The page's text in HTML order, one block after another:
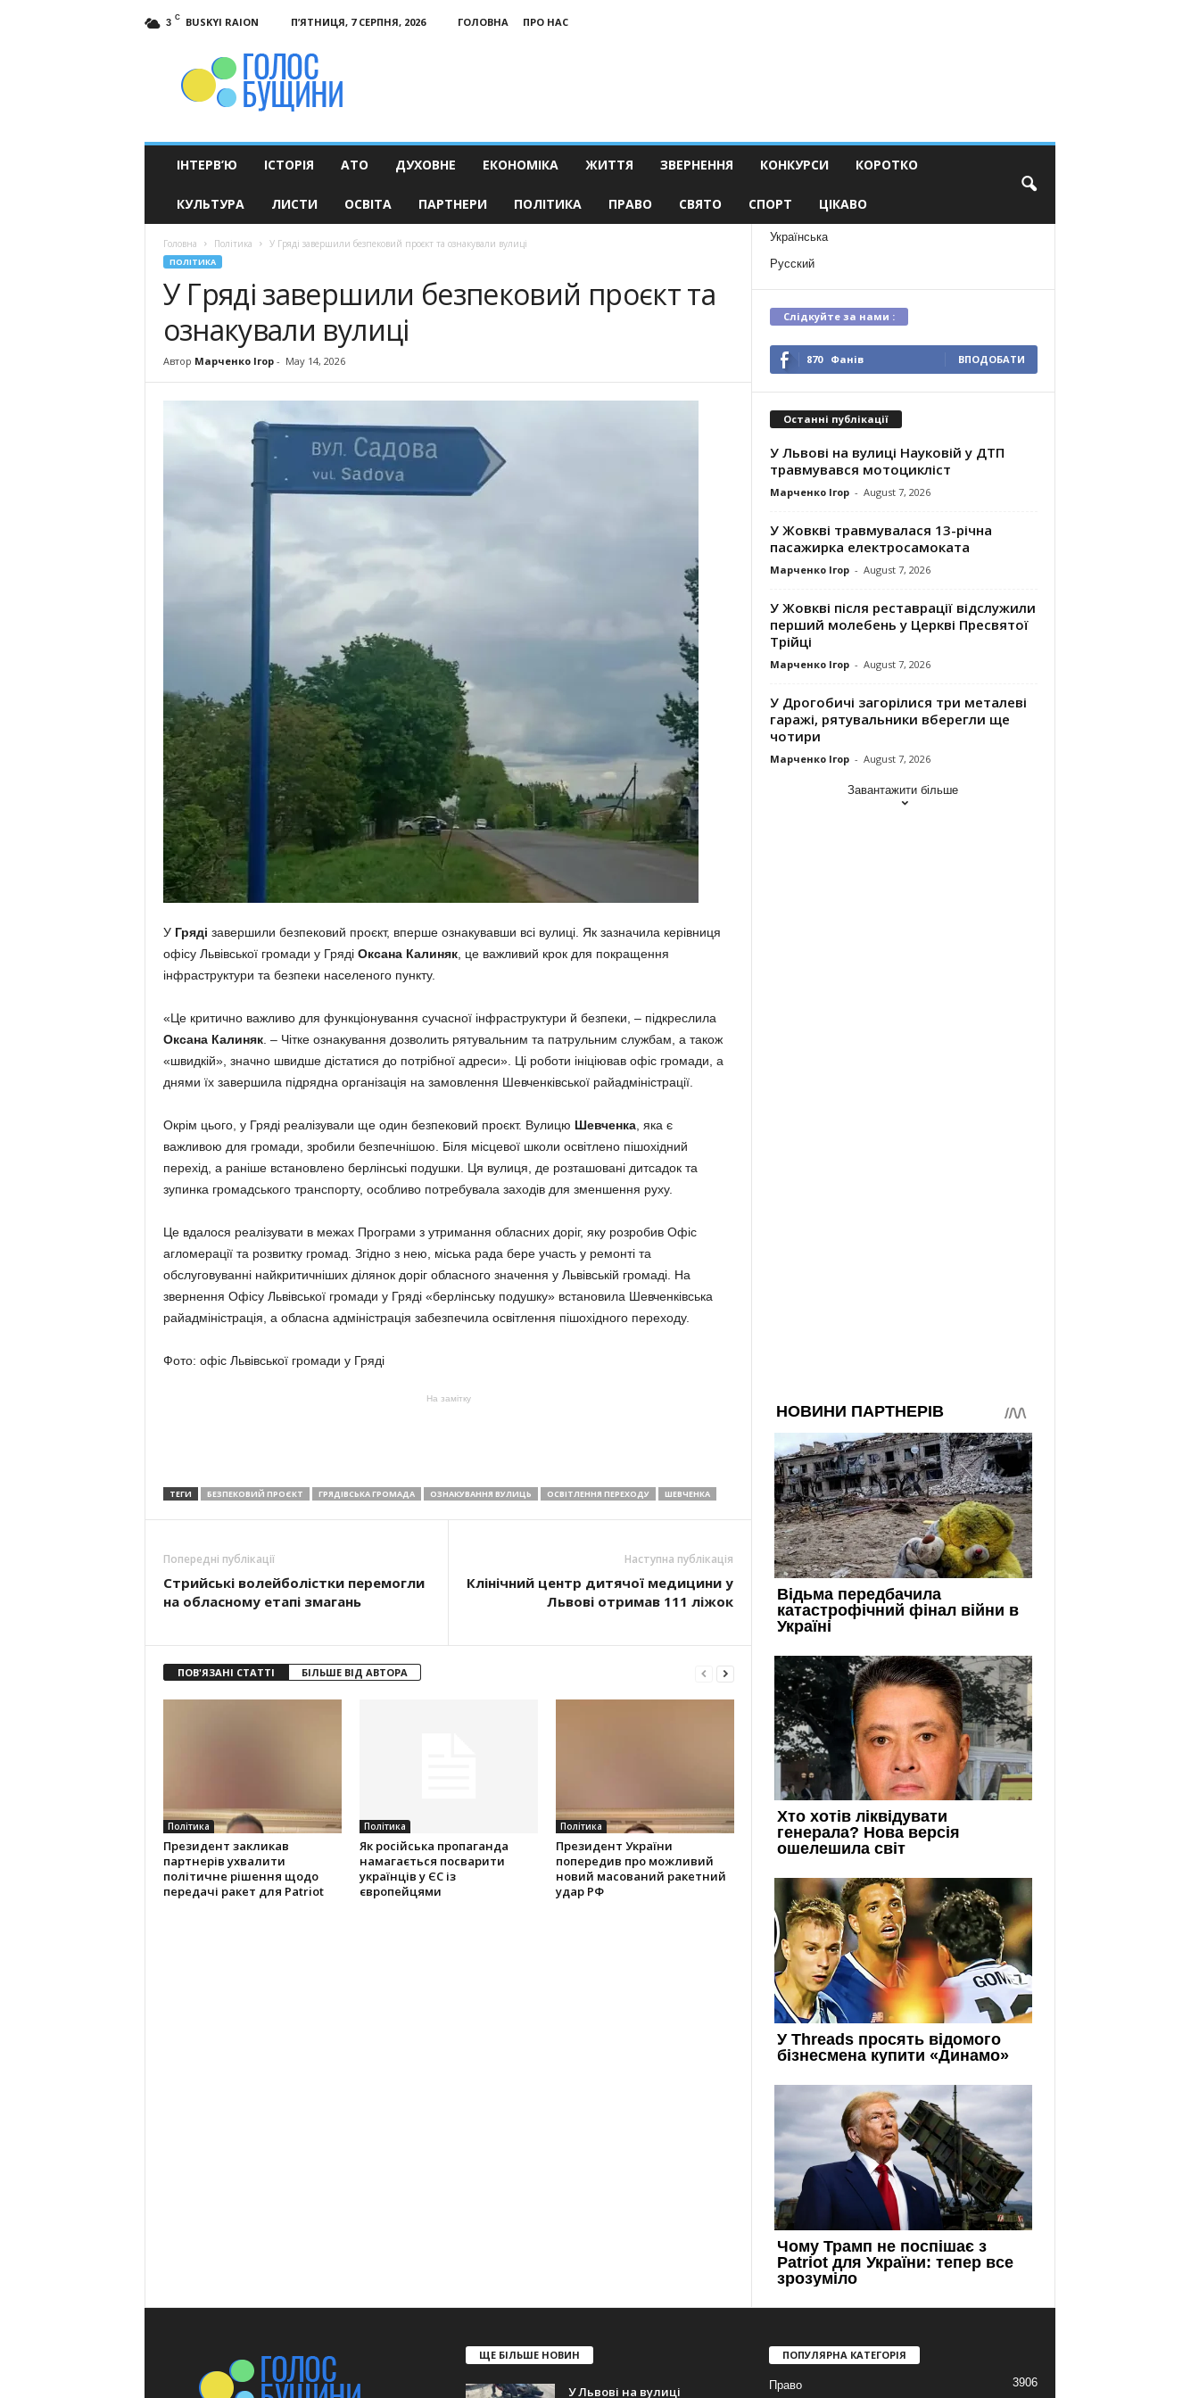
3 C BUSKYI RAION П’ЯТНИЦЯ, 7 СЕРПНЯ, 2026 ГОЛОВНА
ПРО НАС
ІНТЕРВ’Ю ІСТОРІЯ АТО ДУХОВНЕ ЕКОНОМІКА ЖИТТЯ ЗВЕРНЕННЯ КОНКУРСИ КОРОТКО
КУЛЬТУРА ЛИСТИ ОСВІТА ПАРТНЕРИ ПОЛІТИКА ПРАВО СВЯТО СПОРТ ЦІКАВО
Головна Політика У Гряді завершили безпековий проєкт та ознакували вулиці
ПОЛІТИКА
У Гряді завершили безпековий проєкт та
ознакували вулиці
Автор Марченко Ігор- May 14, 2026
У Гряді завершили безпековий проєкт, вперше ознакувавши всі вулиці. Як зазначила керівниця
офісу Львівської громади у Гряді Оксана Калиняк, це важливий крок для покращення
інфраструктури та безпеки населеного пункту.
«Це критично важливо для функціонування сучасної інфраструктури й безпеки, – підкреслила
Оксана Калиняк. – Чітке ознакування дозволить рятувальним та патрульним службам, а також
«швидкій», значно швидше дістатися до потрібної адреси». Ці роботи ініціював офіс громади, а
днями їх завершила підрядна організація на замовлення Шевченківської райадміністрації.
Окрім цього, у Гряді реалізували ще один безпековий проєкт. Вулицю Шевченка, яка є
важливою для громади, зробили безпечнішою. Біля місцевої школи освітлено пішохідний
перехід, а раніше встановлено берлінські подушки. Ця вулиця, де розташовані дитсадок та
зупинка громадського транспорту, особливо потребувала заходів для зменшення руху.
Це вдалося реалізувати в межах Програми з утримання обласних доріг, яку розробив Офіс
агломерації та розвитку громад. Згідно з нею, міська рада бере участь у ремонті та
обслуговуванні найкритичніших ділянок доріг обласного значення у Львівській громаді. На
звернення Офісу Львівської громади у Гряді «берлінську подушку» встановила Шевченківська
райадміністрація, а обласна адміністрація забезпечила освітлення пішохідного переходу.
Фото: офіс Львівської громади у Гряді
На замітку
ТЕГИ БЕЗПЕКОВИЙ ПРОЄКТ ГРЯДІВСЬКА ГРОМАДА ОЗНАКУВАННЯ ВУЛИЦЬ ОСВІТЛЕННЯ ПЕРЕХОДУ ШЕВЧЕНКА
Попередні публікації
Стрийські волейболістки перемогли
на обласному етапі змагань
Наступна публікація
Клінічний центр дитячої медицини у
Львові отримав 111 ліжок
ПОВ'ЯЗАНІ СТАТТІ БІЛЬШЕ ВІД АВТОРА
Політика
Президент закликав
партнерів ухвалити
політичне рішення щодо
передачі ракет для Patriot
Політика
Як російська пропаганда
намагається посварити
українців у ЄС із
європейцями
Політика
Президент України
попередив про можливий
новий масований ракетний
удар РФ
Українська
Русский
Слідкуйте за нами :
870 Фанів ВПОДОБАТИ
Останні публікації
У Львові на вулиці Науковій у ДТП
травмувався мотоцикліст
Марченко Ігор - August 7, 2026
У Жовкві травмувалася 13-річна
пасажирка електросамоката
Марченко Ігор - August 7, 2026
У Жовкві після реставрації відслужили
перший молебень у Церкві Пресвятої
Трійці
Марченко Ігор - August 7, 2026
У Дрогобичі загорілися три металеві
гаражі, рятувальники вберегли ще
чотири
Марченко Ігор - August 7, 2026
Завантажити більше
ЩЕ БІЛЬШЕ НОВИН
У Львові на вулиці
ПОПУЛЯРНА КАТЕГОРІЯ
Право 3906